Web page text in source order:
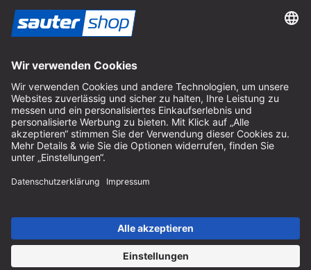
Impressum
AGB
Datenschutz
Cookie-Einstellungen
© 2026 sauter GmbH
* kostenloser Versand ab 150 Euro Bestellwert innerhalb
Deutschlands für die Standard-Paketgrößen - ausgenommen
Sperrgut und Fracht
In Abh. des Lieferlandes kann die MwSt. an der Kasse variieren.